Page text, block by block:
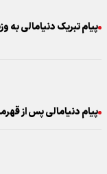
پیام تبریک دنیامالی
پیام دنیامالی پس از